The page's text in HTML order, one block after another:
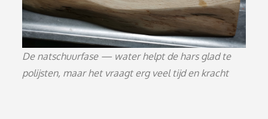
De natschuurfase — water helpt de hars glad te
polijsten, maar het vraagt erg veel tijd en kracht